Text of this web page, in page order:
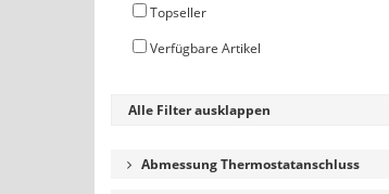
Topseller
Verfügbare Artikel
Alle Filter ausklappen
Abmessung Thermostatanschluss